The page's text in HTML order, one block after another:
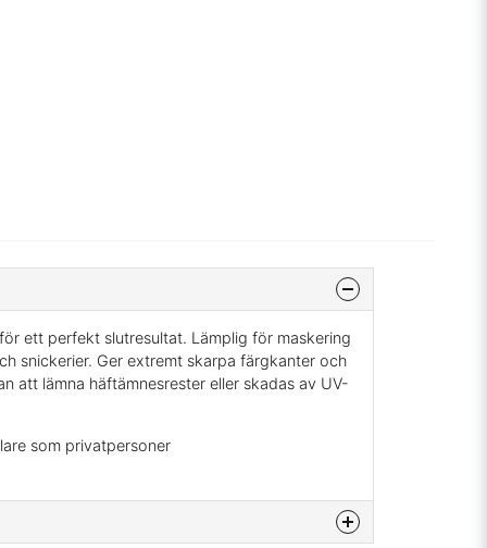
ett perfekt slutresultat. Lämplig för maskering
snickerier. Ger extremt skarpa färgkanter och
att lämna häftämnesrester eller skadas av UV-
som privatpersoner